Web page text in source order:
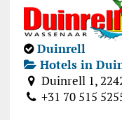
Duinrell
Hotels in
Duinrell 1,
+31 70 515